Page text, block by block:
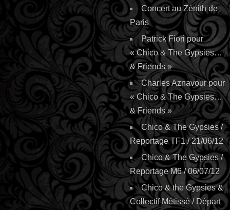
Concert au Zénith de
Paris
Patrick Fiori pour
« Chico & The Gypsies…
& Friends »
Charles Aznavour pour
« Chico & The Gypsies…
& Friends »
Chico & The Gypsies /
Reportage TF1 / 21/06/12
Chico & The Gypsies /
Reportage M6 / 06/07/12
Chico & the Gypsies &
Collectif Métissé / Départ